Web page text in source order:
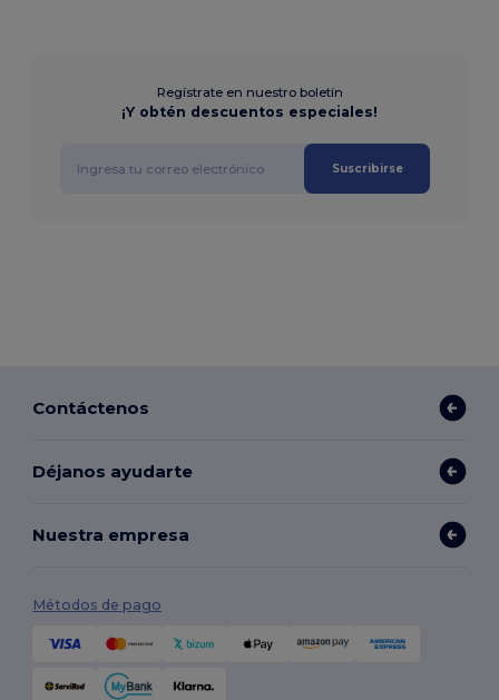
Regístrate en nuestro boletín
¡Y obtén descuentos especiales!
Suscribirse
Contáctenos
Déjanos ayudarte
Nuestra empresa
Métodos de pago